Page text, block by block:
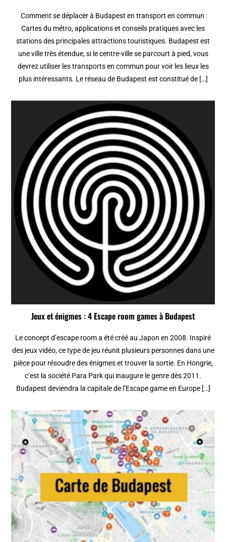
Comment se déplacer à Budapest en transport en commun :
Cartes du métro, applications et conseils pratiques avec les
stations des principales attractions touristiques. Budapest est
une ville très étendue, si le centre-ville se parcourt à pied, vous
devrez utiliser les transports en commun pour voir les lieux les
plus intéressants. Le réseau de Budapest est constitué de […]
Jeux et énigmes : 4 Escape room games à Budapest
Le concept d’escape room a été créé au Japon en 2008. Inspiré
des jeux vidéo, ce type de jeu réunit plusieurs personnes dans une
pièce pour résoudre des énigmes et trouver la sortie. En Hongrie,
c’est la société Para Park qui inaugure le genre dès 2011.
Budapest deviendra la capitale de l’Escape game en Europe […]